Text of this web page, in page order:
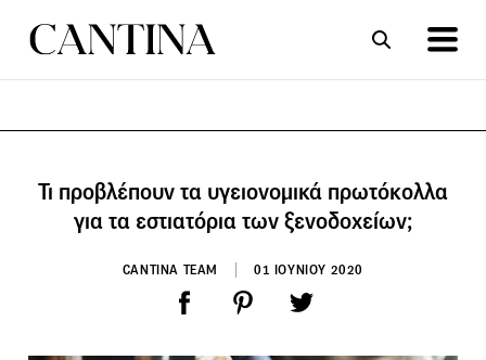
Τι προβλέπουν τα υγειονομικά πρωτόκολλα
για τα εστιατόρια των ξενοδοχείων;
CANTINA TEAM 01 ΙΟΥΝΙΟΥ 2020